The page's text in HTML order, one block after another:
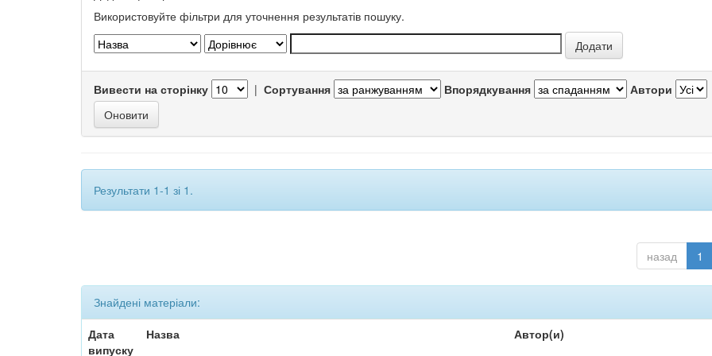
Використовуйте фільтри для уточнення результатів пошуку.
Вивести на сторінку | Сортування Впорядкування Автори
Результати 1-1 зі 1.
назад 1
Знайдені матеріали:
Дата
випуску
Назва Автор(и)